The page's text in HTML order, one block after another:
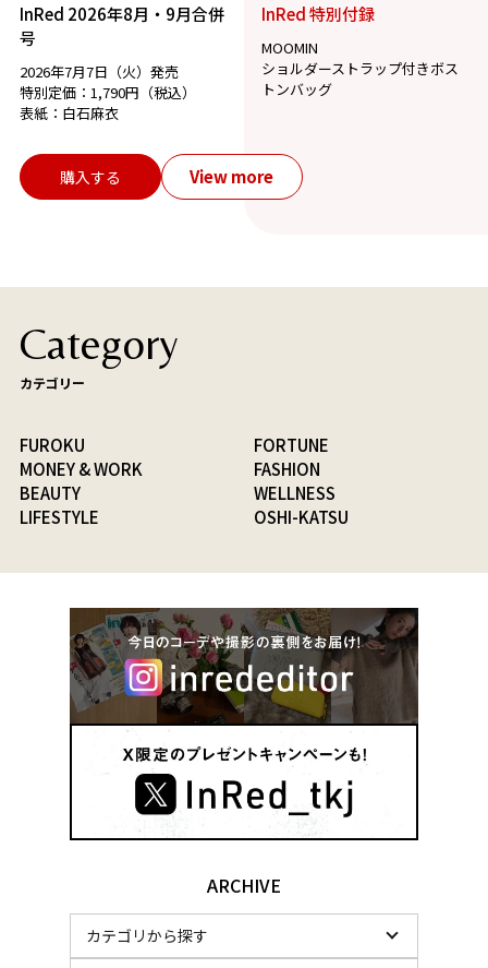
InRed 2026年8月・9月合併
号
2026年7月7日（火）発売
特別定価：1,790円（税込）
表紙：白石麻衣
InRed 特別付録
MOOMIN
ショルダーストラップ付きボス
トンバッグ
購入する View more
Category
カテゴリー
FUROKU
FORTUNE
MONEY & WORK
FASHION
BEAUTY
WELLNESS
LIFESTYLE
OSHI-KATSU
ARCHIVE